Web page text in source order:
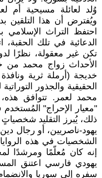
وُلد لعائلة مسيحية أم
ويُفترض أن هذا التلقين
احتفظ التراث الإسلامي
الدعائية في تلك
تكن غير معقولة، نظرًا
الأحداث زواج محمد من
خديجة (أرملة ثرية
الحقيقية والجذور
محمد لعمر. تتوافق
"معيار الإحراج" المُستخدم
ذلك، يُبرز التقليد
يهود-ناصريين، أو رجال
الشخصيات في هذه
إنه كان مُعلّمًا ومرشدًا
يهودي فارسي اعتنق
سفره إلى سوريا